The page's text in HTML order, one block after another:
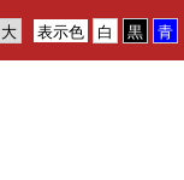
表示色